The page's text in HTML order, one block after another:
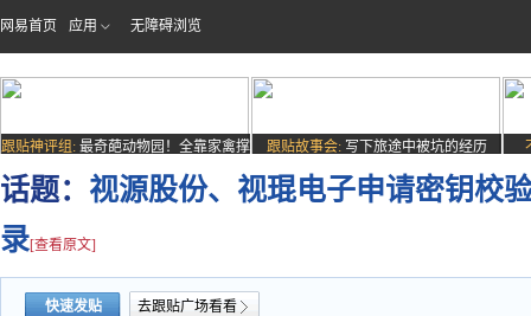
网易首页 应用 无障碍浏览
跟贴神评组: 最奇葩动物园！全靠家禽撑
场子
跟贴故事会: 写下旅途中被坑的经历
话题： 视源股份、视琨电子申请密钥校
录[查看原文]
快速发贴 去跟贴广场看看